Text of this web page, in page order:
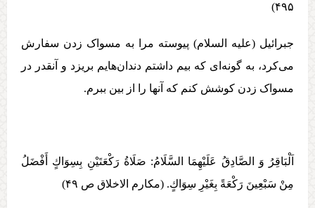
۴۹۵)
جبرائيل (علیه السلام) پیوسته مرا به مسواک زدن سفارش
می‌کرد، به گونه‌ای که بیم داشتم دندان‌هایم بریزد و آنقدر در
مسواک زدن کوشش کنم که آنها را از بین ببرم.
اَلْبَاقِرُ وَ الصَّادِقُ عَلَيْهِمَا السَّلَامُ:‏ صَلَاةُ رَكْعَتَيْنِ بِسِوَاكٍ أَفْضَلُ
مِنْ سَبْعِينَ رَكْعَةً بِغَيْرِ سِوَاكٍ. (مکارم الاخلاق ص ۴۹)